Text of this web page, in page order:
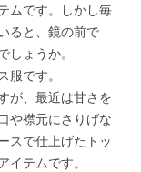
ムです。しかし毎
ると、鏡の前で
しょうか。
です。
が、最近は甘さを
や襟元にさりげな
スで仕上げたトッ
テムです。